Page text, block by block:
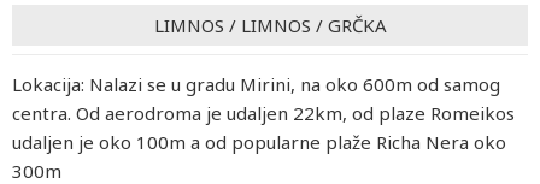
LIMNOS / LIMNOS / GRČKA
Lokacija: Nalazi se u gradu Mirini, na oko 600m od samog
centra. Od aerodroma je udaljen 22km, od plaze Romeikos
udaljen je oko 100m a od popularne plaže Richa Nera oko
300m